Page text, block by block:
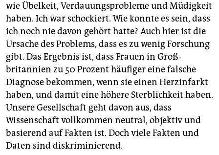
wie Übelkeit, Verdauungsprobleme und Müdigkeit
haben. Ich war schockiert. Wie konnte es sein, dass
ich noch nie davon gehört hatte? Auch hier ist die
Ursache des Problems, dass es zu wenig Forschung
gibt. Das Ergebnis ist, dass Frauen in Groß­
britannien zu 50 Prozent häufiger eine falsche
Diagnose bekommen, wenn sie einen Herz­infarkt
haben, und damit eine höhere Sterblichkeit haben.
Unsere Gesellschaft geht davon aus, dass
Wissenschaft vollkommen neutral, objektiv und
basierend auf Fakten ist. Doch viele Fakten und
Daten sind diskriminierend.